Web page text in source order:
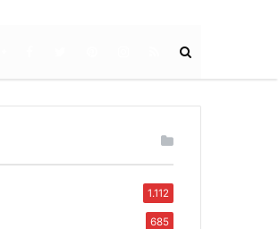
1.112
685